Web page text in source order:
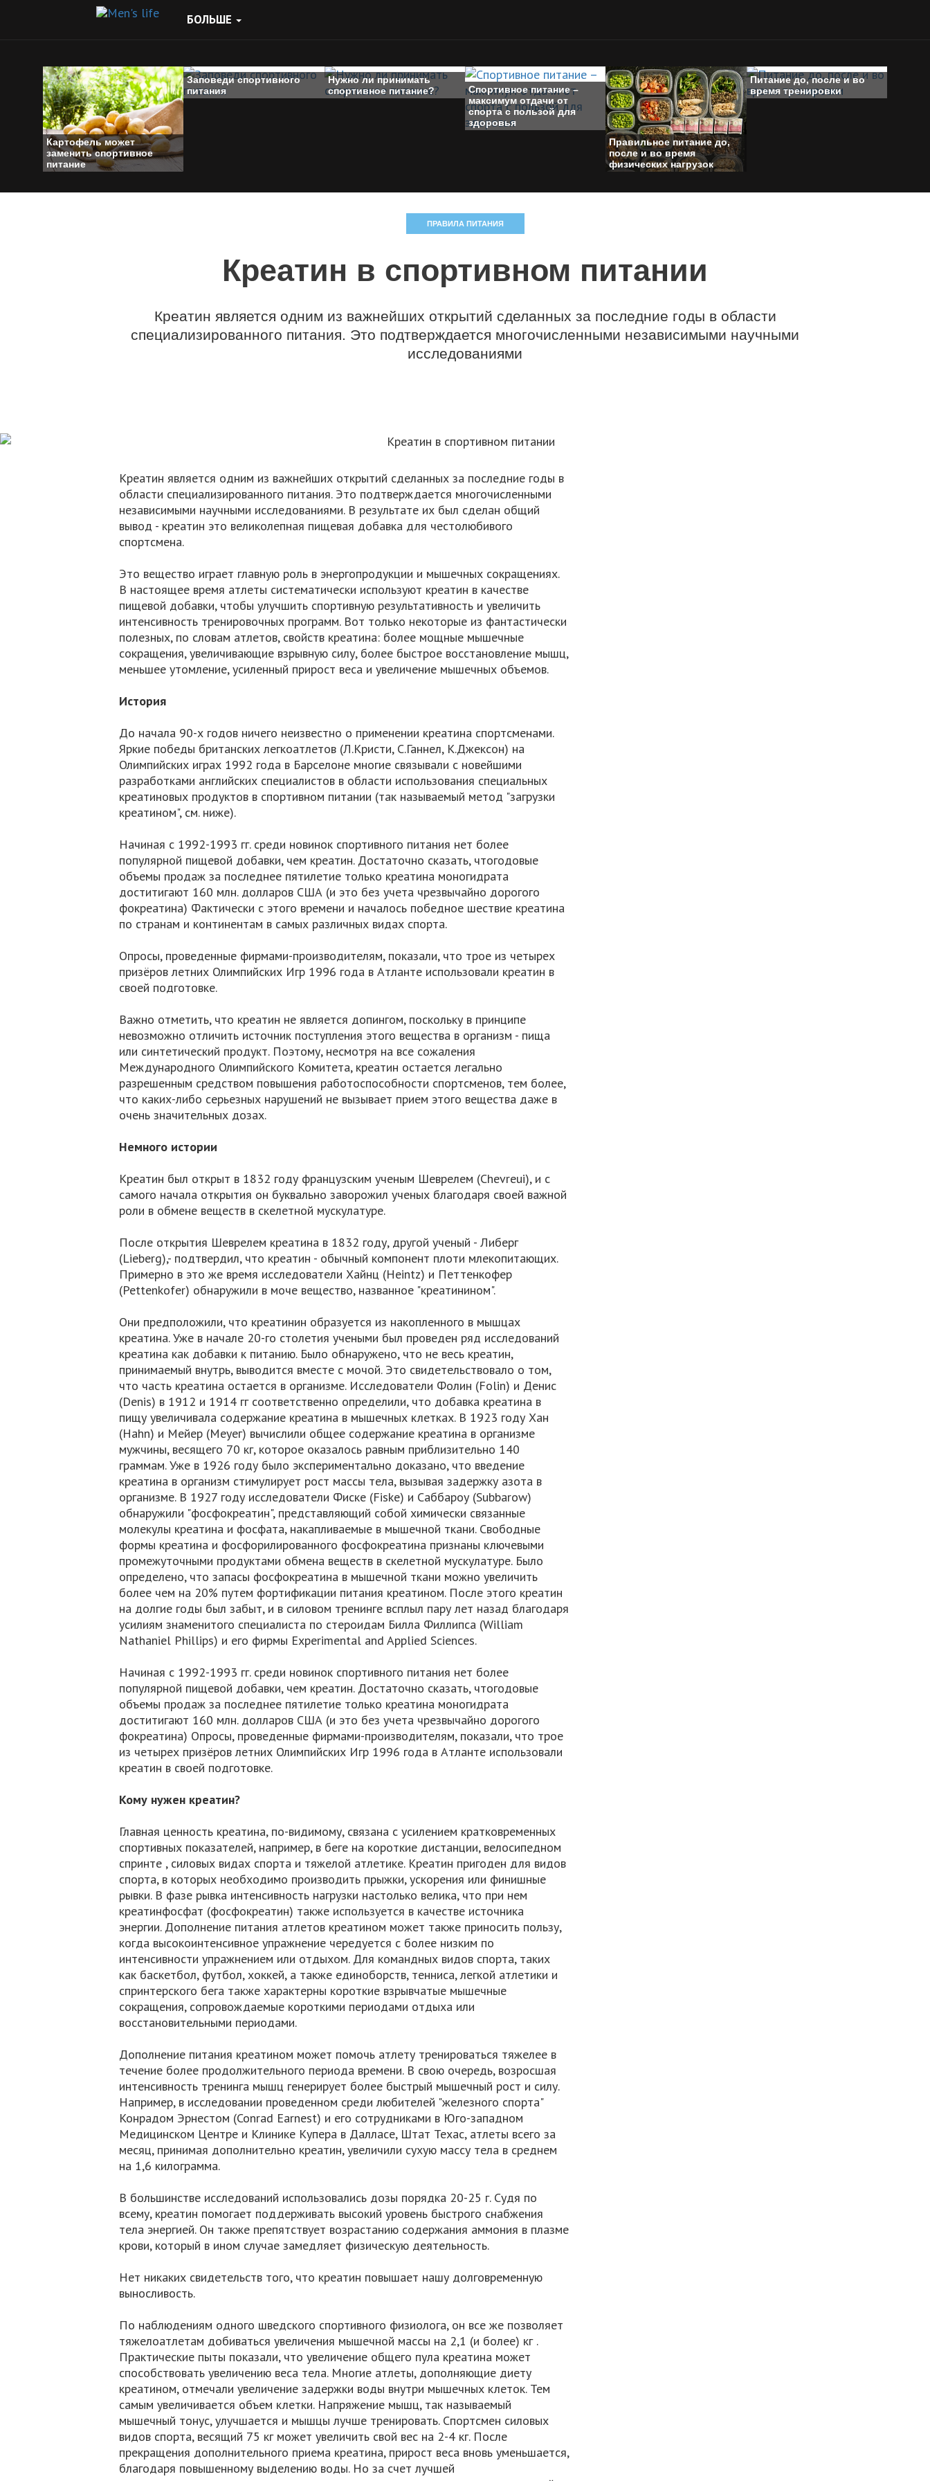
БОЛЬШЕ
Картофель может
заменить спортивное
питание
Заповеди спортивного
питания
Нужно ли принимать
спортивное питание?
Спортивное питание –
максимум отдачи от
спорта с пользой для
здоровья
Правильное питание до,
после и во время
физических нагрузок
Питание до, после и во
время тренировки
ПРАВИЛА ПИТАНИЯ
Креатин в спортивном питании
Креатин является одним из важнейших открытий сделанных за последние годы в области
специализированного питания. Это подтверждается многочисленными независимыми научными
исследованиями
Креатин является одним из важнейших открытий сделанных за последние годы в
области специализированного питания. Это подтверждается многочисленными
независимыми научными исследованиями. В результате их был сделан общий
вывод - креатин это великолепная пищевая добавка для честолюбивого
спортсмена.
Это вещество играет главную роль в энергопродукции и мышечных сокращениях.
В настоящее время атлеты систематически используют креатин в качестве
пищевой добавки, чтобы улучшить спортивную результативность и увеличить
интенсивность тренировочных программ. Вот только некоторые из фантастически
полезных, по словам атлетов, свойств креатина: более мощные мышечные
сокращения, увеличивающие взрывную силу, более быстрое восстановление мышц,
меньшее утомление, усиленный прирост веса и увеличение мышечных объемов.
История
До начала 90-х годов ничего неизвестно о применении креатина спортсменами.
Яркие победы британских легкоатлетов (Л.Кристи, С.Ганнел, К.Джексон) на
Олимпийских играх 1992 года в Барселоне многие связывали с новейшими
разработками английских специалистов в области использования специальных
креатиновых продуктов в спортивном питании (так называемый метод "загрузки
креатином", см. ниже).
Начиная с 1992-1993 гг. среди новинок спортивного питания нет более
популярной пищевой добавки, чем креатин. Достаточно сказать, чтогодовые
объемы продаж за последнее пятилетие только креатина моногидрата
доститигают 160 млн. долларов США (и это без учета чрезвычайно дорогого
фокреатина) Фактически с этого времени и началось победное шествие креатина
по странам и континентам в самых различных видах спорта.
Опросы, проведенные фирмами-производителям, показали, что трое из четырех
призёров летних Олимпийских Игр 1996 года в Атланте использовали креатин в
своей подготовке.
Важно отметить, что креатин не является допингом, поскольку в принципе
невозможно отличить источник поступления этого вещества в организм - пища
или синтетический продукт. Поэтому, несмотря на все сожаления
Международного Олимпийского Комитета, креатин остается легально
разрешенным средством повышения работоспособности спортсменов, тем более,
что каких-либо серьезных нарушений не вызывает прием этого вещества даже в
очень значительных дозах.
Немного истории
Креатин был открыт в 1832 году французским ученым Шеврелем (Chevreui), и с
самого начала открытия он буквально заворожил ученых благодаря своей важной
роли в обмене веществ в скелетной мускулатуре.
После открытия Шеврелем креатина в 1832 году, другой ученый - Либерг
(Lieberg),- подтвердил, что креатин - обычный компонент плоти млекопитающих.
Примерно в это же время исследователи Хайнц (Heintz) и Петтенкофер
(Pettenkofer) обнаружили в моче вещество, названное "креатинином".
Они предположили, что креатинин образуется из накопленного в мышцах
креатина. Уже в начале 20-го столетия учеными был проведен ряд исследований
креатина как добавки к питанию. Было обнаружено, что не весь креатин,
принимаемый внутрь, выводится вместе с мочой. Это свидетельствовало о том,
что часть креатина остается в организме. Исследователи Фолин (Folin) и Денис
(Denis) в 1912 и 1914 гг соответственно определили, что добавка креатина в
пищу увеличивала содержание креатина в мышечных клетках. В 1923 году Хан
(Hahn) и Мейер (Меуег) вычислили общее содержание креатина в организме
мужчины, весящего 70 кг, которое оказалось равным приблизительно 140
граммам. Уже в 1926 году было экспериментально доказано, что введение
креатина в организм стимулирует рост массы тела, вызывая задержку азота в
организме. В 1927 году исследователи Фиске (Fiske) и Саббароу (Subbarow)
обнаружили "фосфокреатин", представляющий собой химически связанные
молекулы креатина и фосфата, накапливаемые в мышечной ткани. Свободные
формы креатина и фосфорилированного фосфокреатина признаны ключевыми
промежуточными продуктами обмена веществ в скелетной мускулатуре. Было
определено, что запасы фосфокреатина в мышечной ткани можно увеличить
более чем на 20% путем фортификации питания креатином. После этого креатин
на долгие годы был забыт, и в силовом тренинге всплыл пару лет назад благодаря
усилиям знаменитого специалиста по стероидам Билла Филлипса (William
Nathaniel Phillips) и его фирмы Experimental and Applied Sciences.
Начиная с 1992-1993 гг. среди новинок спортивного питания нет более
популярной пищевой добавки, чем креатин. Достаточно сказать, чтогодовые
объемы продаж за последнее пятилетие только креатина моногидрата
доститигают 160 млн. долларов США (и это без учета чрезвычайно дорогого
фокреатина) Опросы, проведенные фирмами-производителям, показали, что трое
из четырех призёров летних Олимпийских Игр 1996 года в Атланте использовали
креатин в своей подготовке.
Кому нужен креатин?
Главная ценность креатина, по-видимому, связана с усилением кратковременных
спортивных показателей, например, в беге на короткие дистанции, велосипедном
спринте , силовых видах спорта и тяжелой атлетике. Креатин пригоден для видов
спорта, в которых необходимо производить прыжки, ускорения или финишные
рывки. В фазе рывка интенсивность нагрузки настолько велика, что при нем
креатинфосфат (фосфокреатин) также используется в качестве источника
энергии. Дополнение питания атлетов креатином может также приносить пользу,
когда высокоинтенсивное упражнение чередуется с более низким по
интенсивности упражнением или отдыхом. Для командных видов спорта, таких
как баскетбол, футбол, хоккей, а также единоборств, тенниса, легкой атлетики и
спринтерского бега также характерны короткие взрывчатые мышечные
сокращения, сопровождаемые короткими периодами отдыха или
восстановительными периодами.
Дополнение питания креатином может помочь атлету тренироваться тяжелее в
течение более продолжительного периода времени. В свою очередь, возросшая
интенсивность тренинга мышц генерирует более быстрый мышечный рост и силу.
Например, в исследовании проведенном среди любителей "железного спорта"
Конрадом Эрнестом (Conrad Earnest) и его сотрудниками в Юго-западном
Медицинском Центре и Клинике Купера в Далласе, Штат Техас, атлеты всего за
месяц, принимая дополнительно креатин, увеличили сухую массу тела в среднем
на 1,6 килограмма.
В большинстве исследований использовались дозы порядка 20-25 г. Судя по
всему, креатин помогает поддерживать высокий уровень быстрого снабжения
тела энергией. Он также препятствует возрастанию содержания аммония в плазме
крови, который в ином случае замедляет физическую деятельность.
Нет никаких свидетельств того, что креатин повышает нашу долговременную
выносливость.
По наблюдениям одного шведского спортивного физиолога, он все же позволяет
тяжелоатлетам добиваться увеличения мышечной массы на 2,1 (и более) кг .
Практические пыты показали, что увеличение общего пула креатина может
способствовать увеличению веса тела. Многие атлеты, дополняющие диету
креатином, отмечали увеличение задержки воды внутри мышечных клеток. Тем
самым увеличивается объем клетки. Напряжение мышц, так называемый
мышечный тонус, улучшается и мышцы лучше тренировать. Спортсмен силовых
видов спорта, весящий 75 кг может увеличить свой вес на 2-4 кг. После
прекращения дополнительного приема креатина, прирост веса вновь уменьшается,
благодаря повышенному выделению воды. Но за счет лучшей